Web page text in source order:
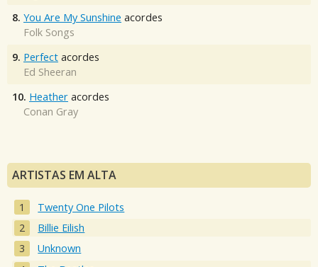
8. You Are My Sunshine acordes
Folk Songs
9. Perfect acordes
Ed Sheeran
10. Heather acordes
Conan Gray
ARTISTAS EM ALTA
Twenty One Pilots
Billie Eilish
Unknown